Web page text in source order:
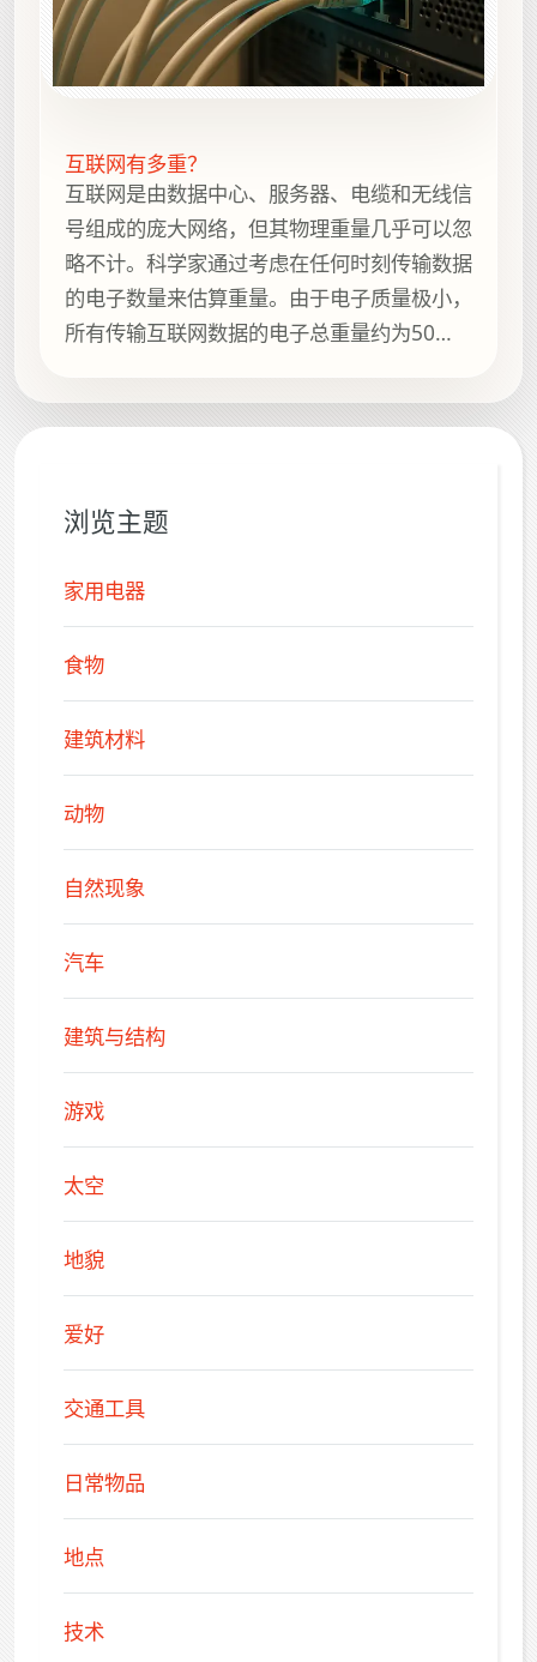
互联网有多重？
互联网是由数据中心、服务器、电缆和无线信
号组成的庞大网络，但其物理重量几乎可以忽
略不计。科学家通过考虑在任何时刻传输数据
的电子数量来估算重量。由于电子质量极小，
所有传输互联网数据的电子总重量约为50
事物却拥有极其微小的物理存在。
浏览主题
家用电器
食物
建筑材料
动物
自然现象
汽车
建筑与结构
游戏
太空
地貌
爱好
交通工具
日常物品
地点
技术